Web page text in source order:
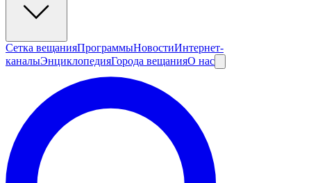
Сетка вещанияПрограммыНовостиИнтернет-
каналыЭнциклопедияГорода вещанияО нас